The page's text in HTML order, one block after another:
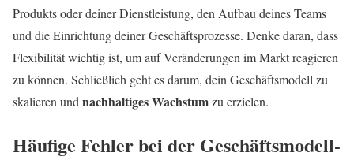
Produkts oder deiner Dienstleistung, den Aufbau deines Teams
und die Einrichtung deiner Geschäftsprozesse. Denke daran, dass
Flexibilität wichtig ist, um auf Veränderungen im Markt reagieren
zu können. Schließlich geht es darum, dein Geschäftsmodell zu
skalieren und nachhaltiges Wachstumzu erzielen.
Häufige Fehler bei der Geschäftsmodell-